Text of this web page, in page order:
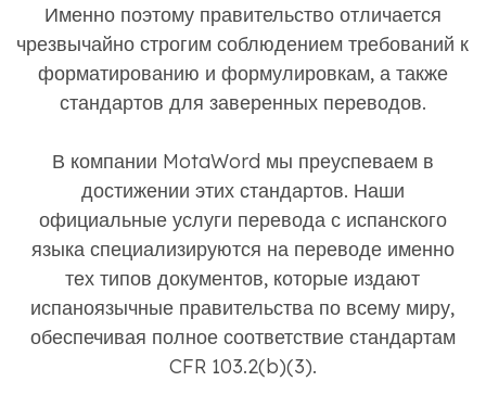
Именно поэтому правительство отличается
чрезвычайно строгим соблюдением требований к
форматированию и формулировкам, а также
стандартов для заверенных переводов.
В компании MotaWord мы преуспеваем в
достижении этих стандартов. Наши
официальные услуги перевода с испанского
языка специализируются на переводе именно
тех типов документов, которые издают
испаноязычные правительства по всему миру,
обеспечивая полное соответствие стандартам
CFR 103.2(b)(3).